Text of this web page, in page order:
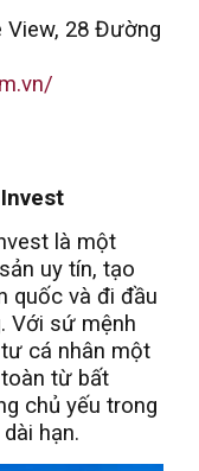
View, 28 Đường
là một
uy tín, tạo
quốc và đi đầu
Với sứ mệnh
cá nhân một
từ bất
chủ yếu trong
hạn.